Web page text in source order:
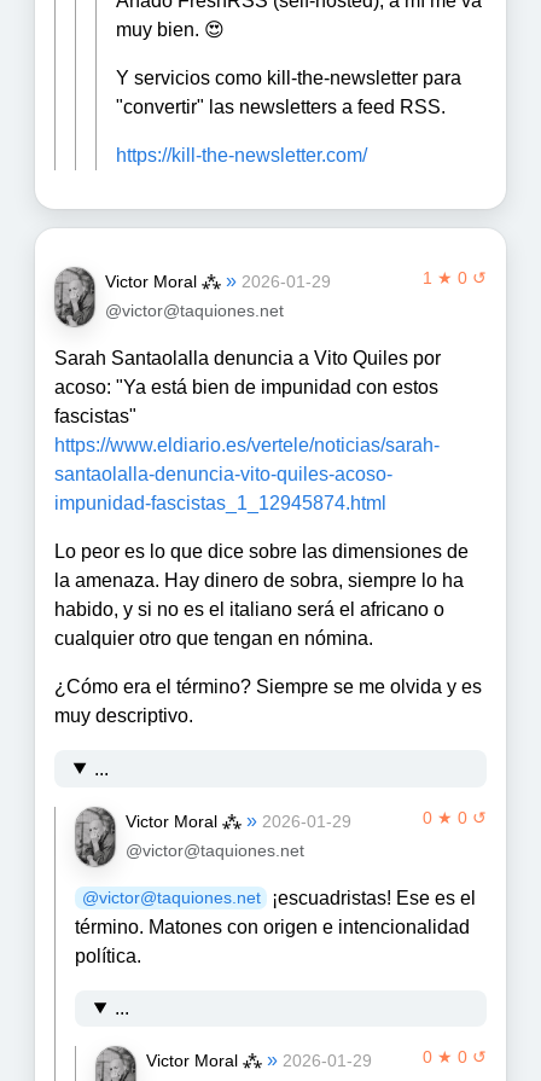
muy bien. 😍
Y servicios como kill-the-newsletter para
"convertir" las newsletters a feed RSS.
https://kill-the-newsletter.com/
1 ★ 0 ↺
Victor Moral ⁂ » 2026-01-29
@victor@taquiones.net
Sarah Santaolalla denuncia a Vito Quiles por
acoso: "Ya está bien de impunidad con estos
fascistas"
https://www.eldiario.es/vertele/noticias/sarah-
santaolalla-denuncia-vito-quiles-acoso-
impunidad-fascistas_1_12945874.html
Lo peor es lo que dice sobre las dimensiones de
la amenaza. Hay dinero de sobra, siempre lo ha
habido, y si no es el italiano será el africano o
cualquier otro que tengan en nómina.
¿Cómo era el término? Siempre se me olvida y es
muy descriptivo.
...
0 ★ 0 ↺
Victor Moral ⁂ » 2026-01-29
@victor@taquiones.net
@victor@taquiones.net
¡escuadristas! Ese es el
término. Matones con origen e intencionalidad
política.
...
0 ★ 0 ↺
Victor Moral ⁂ » 2026-01-29